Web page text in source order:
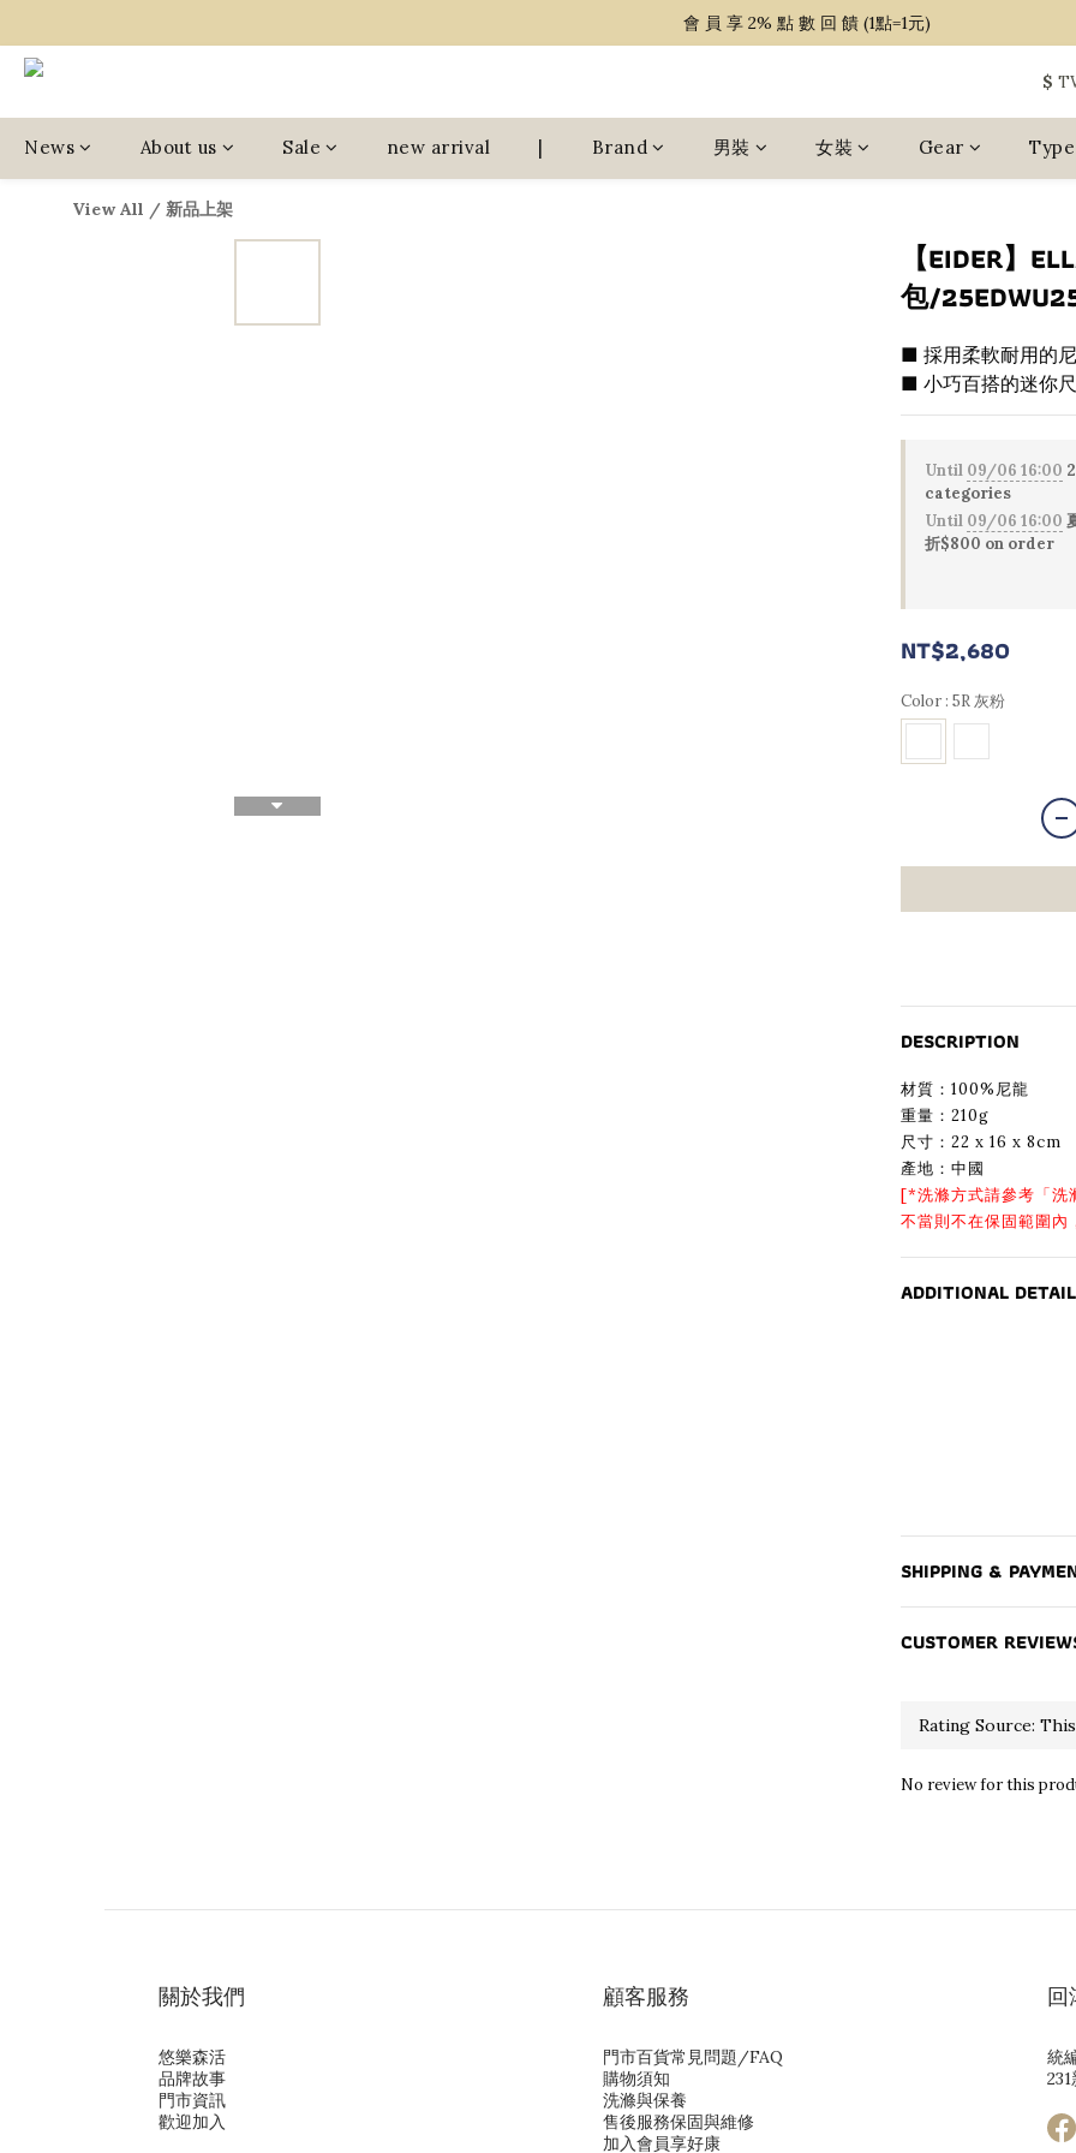
~ 單 筆 消 費 滿 $ 1 5 0 0 免 運 費 ~
會 員 享 2% 點 數 回 饋 (1點=1元)
$
News About us Sale new arrival | Brand 男裝 女裝 Gear Type
View All / 新品上架
【EIDER】
包/
■ 採用柔軟耐用的
■ 小巧百搭的迷你
Until 09/06 16:00
categories
Until 09/06 16:00
折$800 on order
NT$2,680
Color : 5R 灰粉
DESCRIPTION
材質：100%尼龍
重量：210g
尺寸：22 x 16 x 8cm
產地：中國
[*洗滌方式請參考「洗
不當則不在保固範圍內
ADDITIONAL
SHIPPING &
CUSTOMER
No review for this
關於我們
悠樂森活
品牌故事
門市資訊
歡迎加入
顧客服務
門市百貨常見問題/FAQ
購物須知
洗滌與保養
售後服務保固與維修
加入會員享好康
回
統